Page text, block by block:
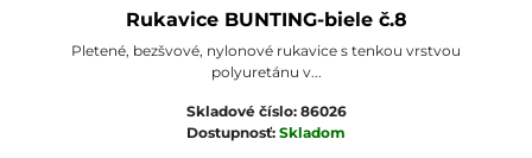
Rukavice BUNTING-biele č.8
Pletené, bezšvové, nylonové rukavice s tenkou vrstvou
polyuretánu v...
Skladové číslo: 86026
Dostupnosť: Skladom